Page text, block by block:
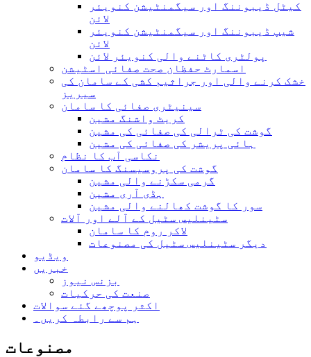
کیٹل ڈیبوننگ اور سیگمنٹیشن کنویئر
لائن
شیپ ڈیبوننگ اور سیگمنٹیشن کنویئر
لائن
پولٹری کاٹنے والی کنویئر لائن
اسمارٹ حفظان صحت صفائی اسٹیشن
خشک کرنے والی اور جراثیم کشی کے سامان کی
سیریز
سینیٹری صفائی کا سامان
کریٹ واشنگ مشین
گوشت کی ٹرالی کی صفائی کی مشین
ہائی پریشر کی صفائی کی مشین
نکاسی آب کا نظام
گوشت کی پروسیسنگ کا سامان
گرمی سکڑنے والی مشین
ہڈی آری مشین
سور کا گوشت کھالنے والی مشین
سٹینلیس سٹیل کے آلے اور آلات
لاکر روم کا سامان
دیگر سٹینلیس سٹیل کی مصنوعات
ویڈیو
خبریں
بزنس نیوز
صنعت کی حرکیات
اکثر پوچھے گئے سوالات
ہم سے رابطہ کریں۔
مصنوعات